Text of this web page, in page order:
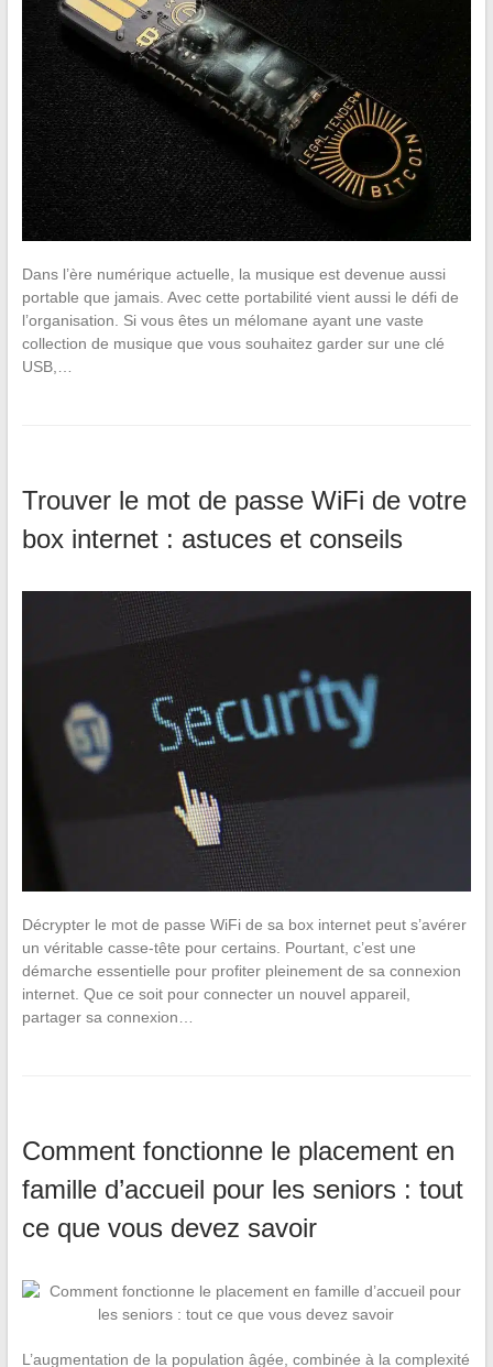
Dans l’ère numérique actuelle, la musique est devenue aussi
portable que jamais. Avec cette portabilité vient aussi le défi de
l’organisation. Si vous êtes un mélomane ayant une vaste
collection de musique que vous souhaitez garder sur une clé
USB,…
Trouver le mot de passe WiFi de votre
box internet : astuces et conseils
Décrypter le mot de passe WiFi de sa box internet peut s’avérer
un véritable casse-tête pour certains. Pourtant, c’est une
démarche essentielle pour profiter pleinement de sa connexion
internet. Que ce soit pour connecter un nouvel appareil,
partager sa connexion…
Comment fonctionne le placement en
famille d’accueil pour les seniors : tout
ce que vous devez savoir
L’augmentation de la population âgée, combinée à la complexité